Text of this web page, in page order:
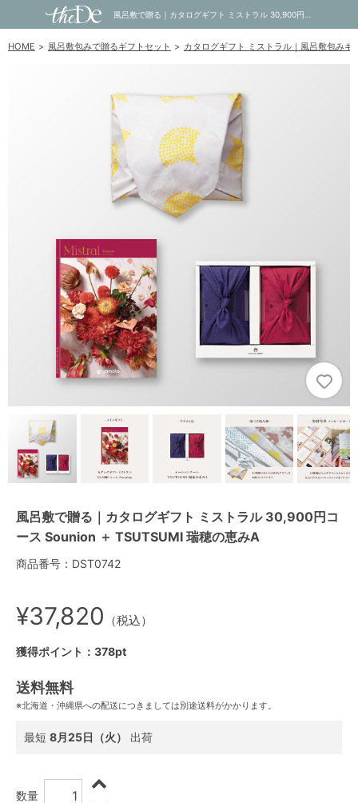
HOME 風呂敷包みで贈るギフトセット カタログギフト ミストラル｜風呂敷包みギ
風呂敷で贈る｜カタログギフト ミストラル 30,900円コ
ース Sounion ＋ TSUTSUMI 瑞穂の恵みA
商品番号：DST0742
¥37,820 （税込）
獲得ポイント：378pt
送料無料
※北海道・沖縄県への配送につきましては別途送料がかかります。
最短 8月25日（火） 出荷
数量